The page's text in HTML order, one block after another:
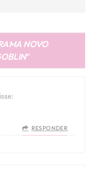
NOVO
”
RESPONDER